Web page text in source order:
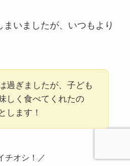
いましたが、いつもより
過ぎましたが、子ども
しく食べてくれたの
します！
チオシ！／